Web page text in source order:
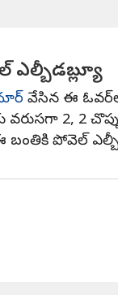
వేసిన ఈ
వరుసగా 2, 2
పోవెల్‌